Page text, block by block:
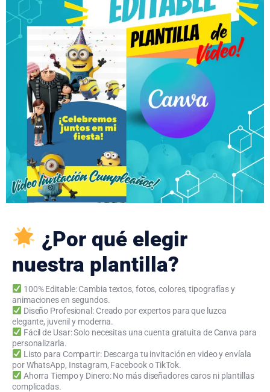
¿Por qué elegir
nuestra plantilla?
100% Editable: Cambia textos, fotos, colores, tipografías y
animaciones en segundos.
Diseño Profesional: Creado por expertos para que luzca
elegante, juvenil y moderna.
Fácil de Usar: Solo necesitas una cuenta gratuita de Canva para
personalizarla.
Listo para Compartir: Descarga tu invitación en video y envíala
por WhatsApp, Instagram, Facebook o TikTok.
Ahorra Tiempo y Dinero: No más diseñadores caros ni plantillas
complicadas.